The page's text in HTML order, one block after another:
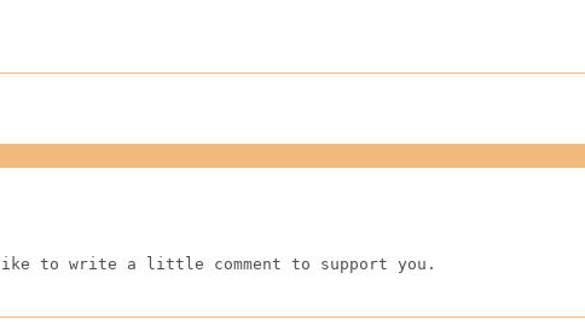
to write a little comment to support you.